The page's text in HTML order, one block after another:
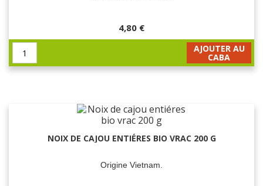
4,80 €
AJOUTER AU
CABA
NOIX DE CAJOU ENTIÉRES BIO VRAC 200 G
Origine Vietnam.